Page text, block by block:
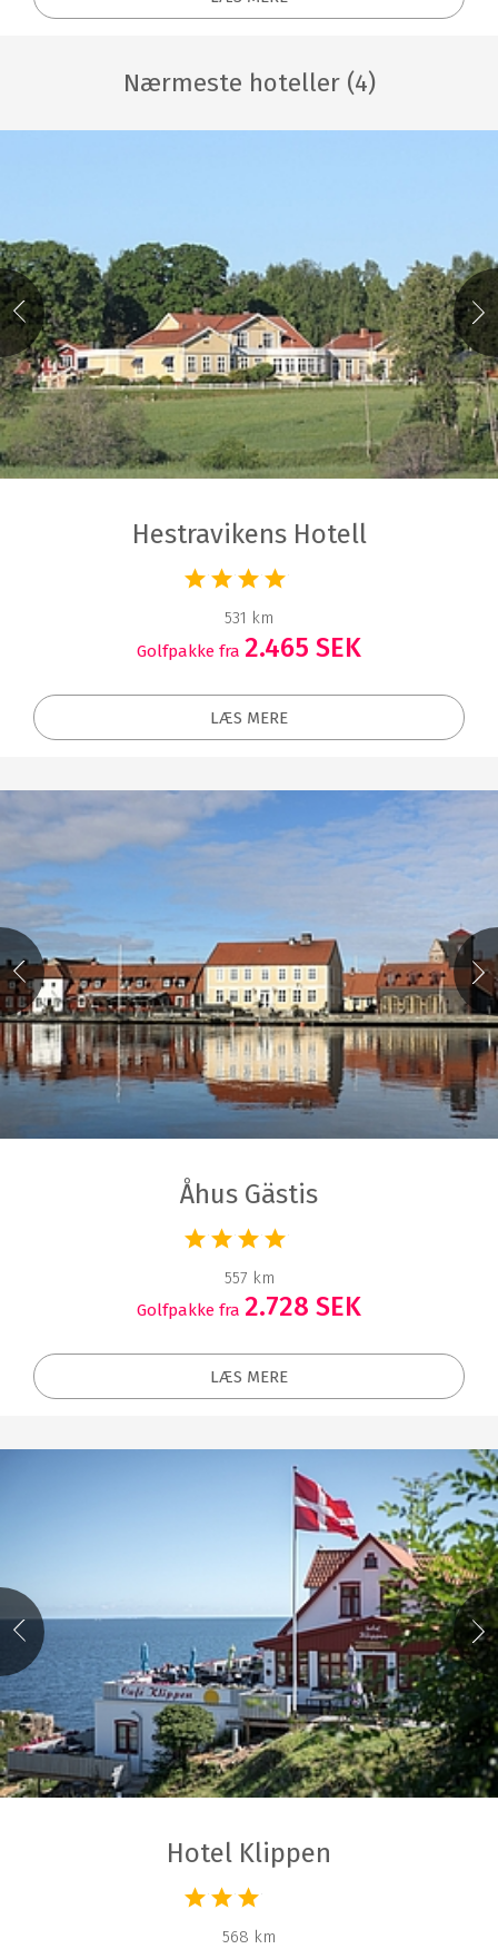
Nærmeste hoteller (4)
Hestravikens Hotell
531 km
Golfpakke fra 2.465 SEK
LÆS MERE
Åhus Gästis
557 km
Golfpakke fra 2.728 SEK
LÆS MERE
Hotel Klippen
568 km